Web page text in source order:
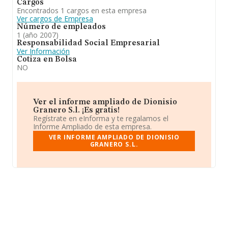
Cargos
Encontrados 1 cargos en esta empresa
Ver cargos de Empresa
Número de empleados
1 (año 2007)
Responsabilidad Social Empresarial
Ver Información
Cotiza en Bolsa
NO
Ver el informe ampliado de Dionisio
Granero S.l. ¡Es gratis!
Regístrate en eInforma y te regalamos el
Informe Ampliado de esta empresa.
VER INFORME AMPLIADO DE DIONISIO
GRANERO S.L.